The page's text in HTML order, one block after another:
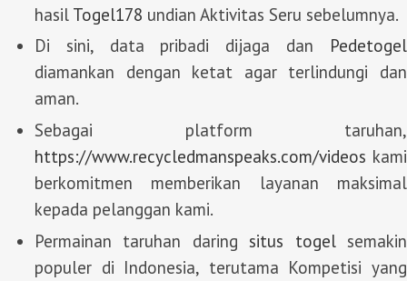
hasil Togel178 undian Aktivitas Seru sebelumnya.
Di sini, data pribadi dijaga dan Pedetogel
diamankan dengan ketat agar terlindungi dan
aman.
Sebagai platform taruhan,
https://www.recycledmanspeaks.com/videos kami
berkomitmen memberikan layanan maksimal
kepada pelanggan kami.
Permainan taruhan daring situs togelsemakin
populer di Indonesia, terutama Kompetisi yang